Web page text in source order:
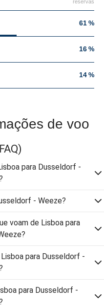
reservas
61 %
16 %
14 %
de voo
para Dusseldorf -
- Weeze?
voam de Lisboa para
para Dusseldorf -
para Dusseldorf -